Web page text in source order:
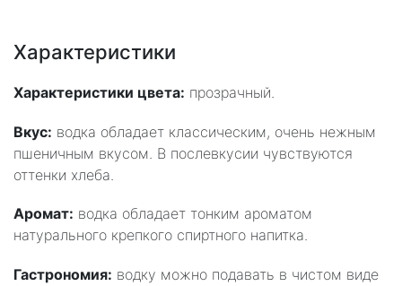
Характеристики
Характеристики цвета: прозрачный.
Вкус: водка обладает классическим, очень нежным
пшеничным вкусом. В послевкусии чувствуются
оттенки хлеба.
Аромат: водка обладает тонким ароматом
натурального крепкого спиртного напитка.
Гастрономия: водку можно подавать в чистом виде